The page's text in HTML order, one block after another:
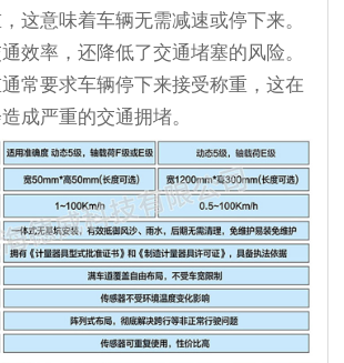
这意味着车辆无需减速或停下来。
效率，还降低了交通堵塞的风险。
常要求车辆停下来接受称重，这在
成严重的交通拥堵。